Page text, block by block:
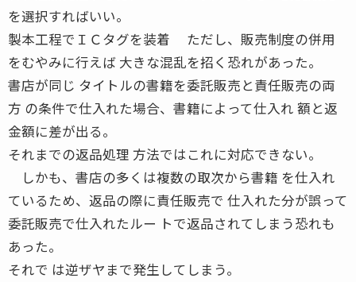
を選択すればいい。
製本工程でＩＣタグを装着 ただし、販売制度の併用
をむやみに行えば 大きな混乱を招く恐れがあった。
書店が同じ タイトルの書籍を委託販売と責任販売の両
方 の条件で仕入れた場合、書籍によって仕入れ 額と返
金額に差が出る。
それまでの返品処理 方法ではこれに対応できない。
しかも、書店の多くは複数の取次から書籍 を仕入れ
ているため、返品の際に責任販売で 仕入れた分が誤って
委託販売で仕入れたルー トで返品されてしまう恐れも
あった。
それで は逆ザヤまで発生してしまう。